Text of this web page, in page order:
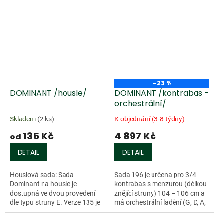
DOMINANT /housle/
Skladem (2 ks)
od 135 Kč
DETAIL
Houslová sada: Sada
Dominant na housle je
dostupná ve dvou provedení
dle typu struny E. Verze 135 je
osazena hliníkem opředenou
–23 %
DOMINANT /kontrabas -
orchestrální/
K objednání (3-8 týdny)
4 897 Kč
DETAIL
Sada 196 je určena pro 3/4
kontrabas s menzurou (délkou
znějící struny) 104 – 106 cm a
má orchestrální ladění (G, D, A,
E). Sada 197 je určena pro 3/4